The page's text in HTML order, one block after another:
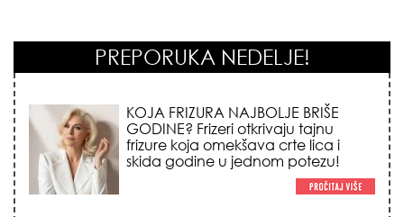
PREPORUKA NEDELJE!
KOSMIČKI PREOKRET NA POČETKU
AVGUSTA: Nedeljni horoskop od 03.
do 09. avgusta 2026. godine donosi
vatrenu energiju sezone Lava,
iznenadni novac i prelomne